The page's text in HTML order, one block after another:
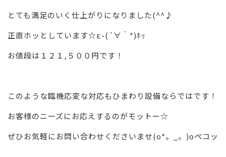
とても満足のいく仕上がりになりました(^^♪
正直ホッとしています☆ε-(´∀｀*)ﾎｯ
お値段は１２１,５００円です！
このような臨機応変な対応もひまわり設備ならではです！
お客様のニーズにお応えするのがモットー☆
ぜひお気軽にお問い合わせくださいませ(o*。_。)oペコッ